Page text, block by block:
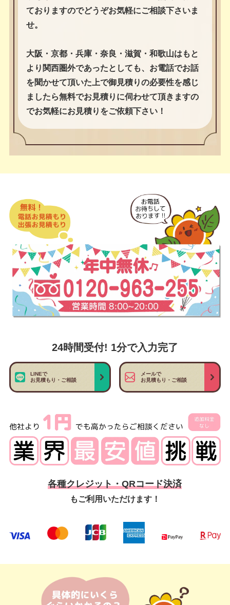
ておりますのでどうぞお気軽にご相談下さいま
せ。
大阪・京都・兵庫・奈良・滋賀・和歌山はもと
より関西圏外であったとしても、お電話でお話
を聞かせて頂いた上で御見積りの必要性を感じ
ましたら無料でお見積りに伺わせて頂きますの
でお気軽にお見積りをご依頼下さい！
24時間受付! 1分で入力完了
LINEで
お見積もり・ご相談
メールで
お見積もり・ご相談
各種クレジット・QRコード決済
もご利用いただけます！